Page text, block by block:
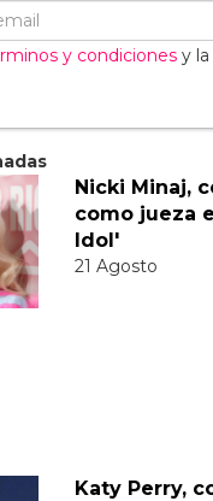
y condiciones y la
Nicki Minaj,
como jueza
Idol'
21 Agosto
Katy Perry,